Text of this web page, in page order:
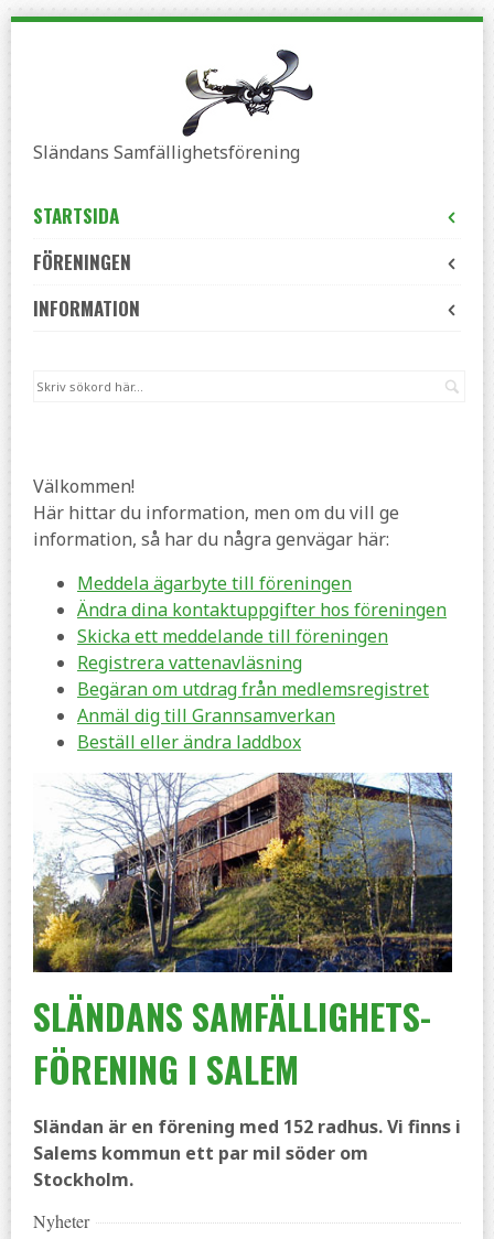
content
Sländans Samfällighetsförening
STARTSIDA
FÖRENINGEN
INFORMATION
Välkommen!
Här hittar du information, men om du vill ge
information, så har du några genvägar här:
Meddela ägarbyte till föreningen
Ändra dina kontaktuppgifter hos föreningen
Skicka ett meddelande till föreningen
Registrera vattenavläsning
Begäran om utdrag från medlemsregistret
Anmäl dig till Grannsamverkan
Beställ eller ändra laddbox
SLÄNDANS SAMFÄLLIGHETS­
FÖRENING I SALEM
Sländan är en förening med 152 radhus. Vi finns i
Salems kommun ett par mil söder om
Stockholm.
Nyheter